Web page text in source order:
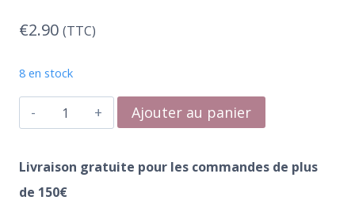
€2.90 (TTC)
8 en stock
quantité
de
Water
Transfer
Ajouter au panier
Livraison gratuite pour les commandes de plus
de 150€